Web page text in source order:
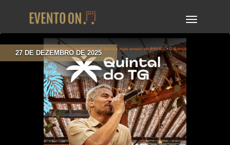
TOGGLE
27 DE DEZEMBRO DE 2025